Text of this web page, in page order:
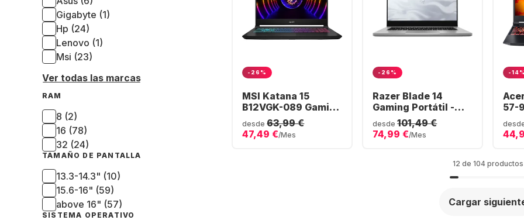
Gigabyte (1)
Hp (24)
Lenovo (1)
Msi (23)
Ver todas las marcas
RAM
8 (2)
16 (78)
32 (24)
TAMAÑO DE PANTALLA
13.3-14.3" (10)
15.6-16" (59)
above 16" (57)
SISTEMA OPERATIVO
-26%
MSI Katana 15
B12VGK-089 Gaming
Portátil - Intel®
Core™ i7-12650H -
16GB - 512GB SSD -
desde 63,99 €
47,49 €/Mes
-26%
Razer Blade 14
Gaming Portátil -
AMD Ryzen™ 9
6900HX - 16GB - 1TB
SSD - NVIDIA®
desde 101,49 €
74,99 €/Mes
-14%
57-
RTX
12 de 104 productos
Cargar